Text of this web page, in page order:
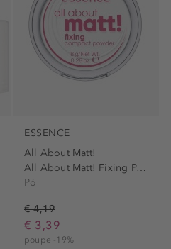
ESSENCE
All About Matt!
All About Matt! Fixing Powder
Pó
€ 4,19
€ 3,39
poupe -19%